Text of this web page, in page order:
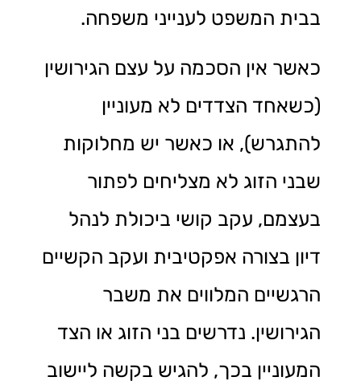
בבית המשפט לענייני משפחה.
כאשר אין הסכמה על עצם הגירושין
(כשאחד הצדדים לא מעוניין
להתגרש), או כאשר יש מחלוקות
שבני הזוג לא מצליחים לפתור
בעצמם, עקב קושי ביכולת לנהל
דיון בצורה אפקטיבית ועקב הקשיים
הרגשיים המלווים את משבר
הגירושין. נדרשים בני הזוג או הצד
המעוניין בכך, להגיש בקשה ליישוב